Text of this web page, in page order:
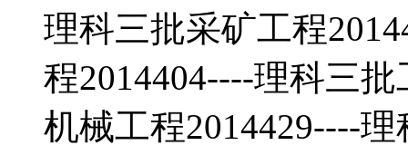
理科三批采矿工程
程2014404----理科三
机械工程2014429----